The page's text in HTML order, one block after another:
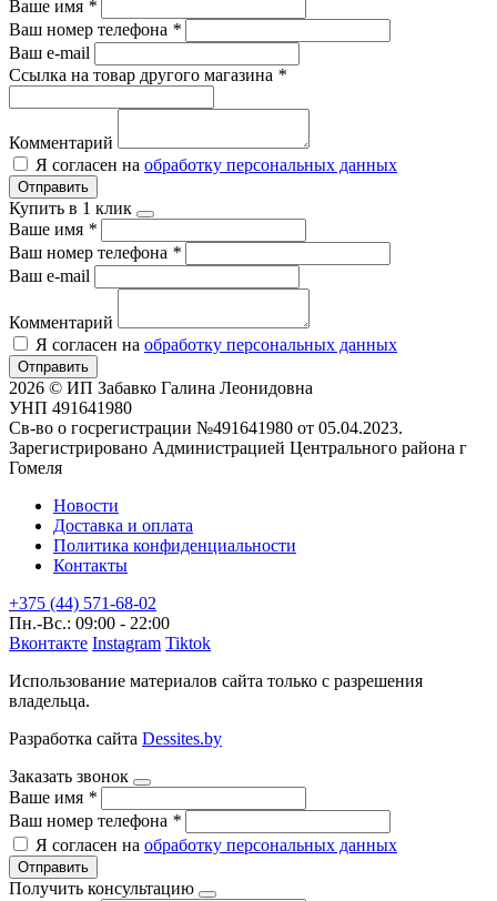
Ваше имя *
Ваш номер телефона *
Ваш e-mail
Ссылка на товар другого магазина *
Комментарий
Я согласен на обработку персональных данных
Отправить
Купить в 1 клик
Ваше имя *
Ваш номер телефона *
Ваш e-mail
Комментарий
Я согласен на обработку персональных данных
Отправить
2026 © ИП Забавко Галина Леонидовна
УНП 491641980
Св-во о госрегистрации №491641980 от 05.04.2023.
Зарегистрировано Администрацией Центрального района г
Гомеля
Новости
Доставка и оплата
Политика конфиденциальности
Контакты
+375 (44) 571-68-02
Пн.-Вс.: 09:00 - 22:00
Вконтакте Instagram Tiktok
Использование материалов сайта только с разрешения
владельца.
Разработка сайта Dessites.by
Заказать звонок
Ваше имя *
Ваш номер телефона *
Я согласен на обработку персональных данных
Отправить
Получить консультацию